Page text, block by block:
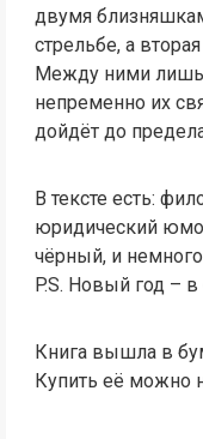
двумя
стрельбе, а
Между ними лишь
непременно их
дойдёт до
В тексте есть:
юридический
чёрный, и
P.S. Новый год – в
Книга вышла в
Купить её можно